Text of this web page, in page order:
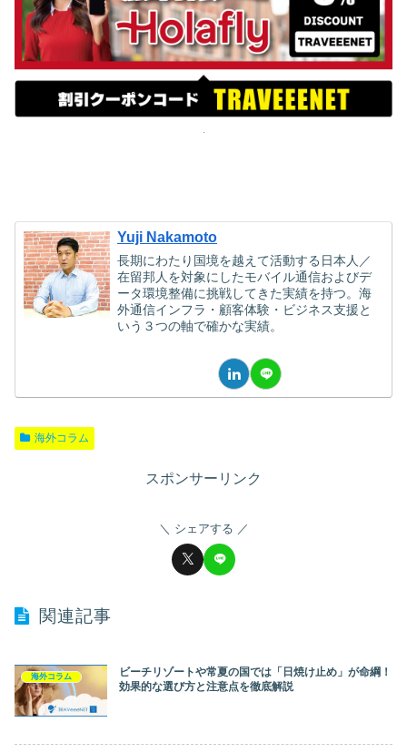
Yuji Nakamoto
長期にわたり国境を越えて活動する日本人／
在留邦人を対象にしたモバイル通信およびデ
ータ環境整備に挑戦してきた実績を持つ。海
外通信インフラ・顧客体験・ビジネス支援と
いう３つの軸で確かな実績。
海外コラム
スポンサーリンク
シェアする
関連記事
海外コラム
ビーチリゾートや常夏の国では「日焼け止め」が命綱！
効果的な選び方と注意点を徹底解説